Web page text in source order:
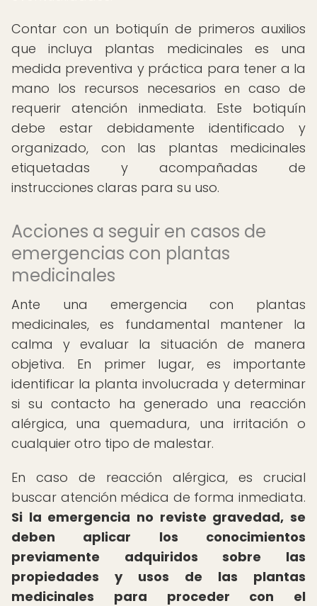
Contar con un botiquín de primeros auxilios
que incluya plantas medicinales es una
medida preventiva y práctica para tener a la
mano los recursos necesarios en caso de
requerir atención inmediata. Este botiquín
debe estar debidamente identificado y
organizado, con las plantas medicinales
etiquetadas y acompañadas de
instrucciones claras para su uso.
Acciones a seguir en casos de
emergencias con plantas
medicinales
Ante una emergencia con plantas
medicinales, es fundamental mantener la
calma y evaluar la situación de manera
objetiva. En primer lugar, es importante
identificar la planta involucrada y determinar
si su contacto ha generado una reacción
alérgica, una quemadura, una irritación o
cualquier otro tipo de malestar.
En caso de reacción alérgica, es crucial
buscar atención médica de forma inmediata.
Si la emergencia no reviste gravedad, se
deben aplicar los conocimientos
previamente adquiridos sobre las
propiedades y usos de las plantas
medicinales para proceder con el